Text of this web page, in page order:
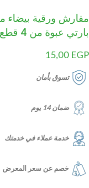
بارتي عبوة من 4 قطع
15,00 EGP
تسوق بأمان
ضمان 14 يوم
خدمة عملاء في خدمتك
خصم عن سعر المعرض